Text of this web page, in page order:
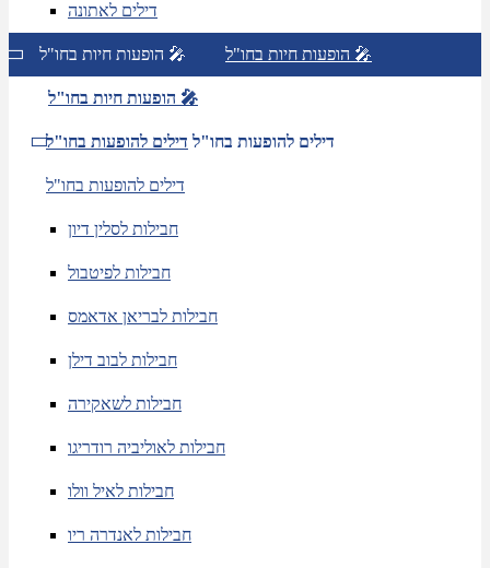
דילים לאתונה
הופעות חיות בחו"ל 🎤 הופעות חיות בחו"ל 🎤
הופעות חיות בחו"ל 🎤
דילים להופעות בחו"ל דילים להופעות בחו"ל
דילים להופעות בחו"ל
חבילות לסלין דיון
חבילות לפיטבול
חבילות לבריאן אדאמס
חבילות לבוב דילן
חבילות לשאקירה
חבילות לאוליביה רודריגו
חבילות לאיל וולו
חבילות לאנדרה ריו